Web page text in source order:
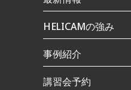
HELICAMの強み
事例紹介
講習会予約